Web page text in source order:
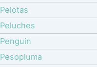
Pelotas
Peluches
Penguin
Pesopluma